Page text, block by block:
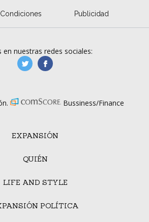
Publicidad
EXPANSIÓN
QUIÉN
LIFE AND STYLE
POLÍTICA
en nuestras redes sociales:
manufacturaGE
Bussiness/Finance